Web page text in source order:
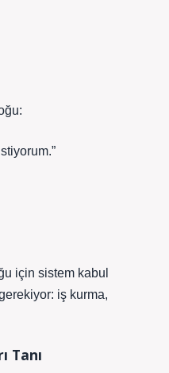
için sistem kabul
iş kurma,
Tanı